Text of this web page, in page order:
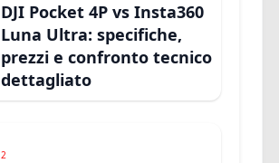
DJI Pocket 4P vs Insta360
Luna Ultra: specifiche,
prezzi e confronto tecnico
dettagliato
2